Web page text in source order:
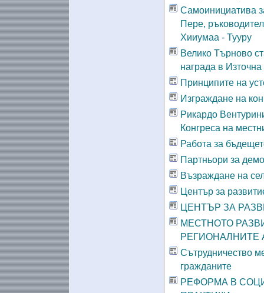
Самоинициатива
Пере,
Хииумаа - Тууру
Велико Търново
награда в
Принципите на
Изграждане на
Рикардо
Конгреса на
Работа за
Партньори за
Възраждане на
Център за
ЦЕНТЪР ЗА
МЕСТНОТО
Сътрудничество
гражданите
РЕФОРМА В